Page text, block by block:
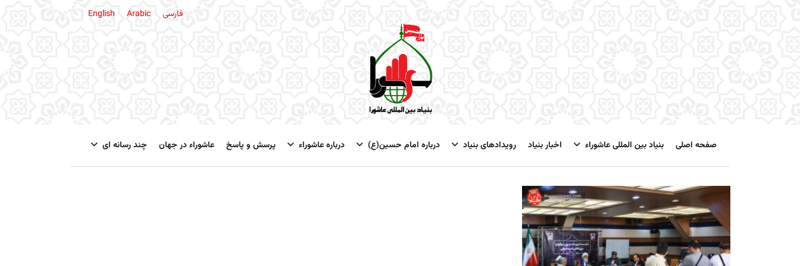
فارسی English Arabic
صفحه اصلی بنیاد بین المللی عاشوراء اخبار بنیاد رویدادهای بنیاد درباره امام حسین(ع) درباره عاشوراء پرسش و پاسخ عاشوراء در جهان چند رسانه ای